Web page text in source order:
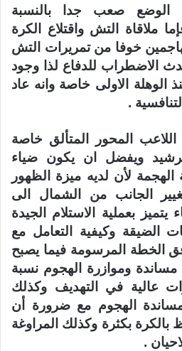
الوضع صعب جدا بالنسبة
ملاقاة التش واقتلاع الكرة
خوفا من تمريرات التش
الاضطراب للدفاع لذا وجود
الاولى خاصة وانه عاد
.
اللاعب المحور المتألق خاصة
ويفضل ان يكون ضياء
الهجمة لأن لديه ميزة الظهور
الجانب من الشمال الى
بعملية الاستلام الجيدة
الضيقة وكيفية التعامل مع
الخطة المرسومة فيما يصبح
وموازرة الهجوم نسبة
عالية في التهديف وكذلك
الهجوم مع ضرورة أن
بالكرة بكثرة وكذلك المراوغة
.